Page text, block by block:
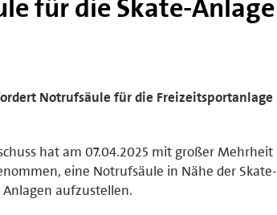
für die Skate-Anlage
Notrufsäule für die Freizeitsportanlage
hat am 07.04.2025 mit großer Mehrheit
eine Notrufsäule in Nähe der Skate-
aufzustellen.